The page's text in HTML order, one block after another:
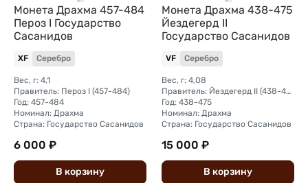
Монета Драхма 457-484
Пероз I Государство
Сасанидов
XF Серебро
Вес, г: 4,1
Правитель: Пероз I (457-484)
Год: 457-484
Номинал: Драхма
Страна: Государство Сасанидов
6 000 ₽
В корзину
Монета Драхма 438-475
Йездегерд II
Государство Сасанидов
VF Серебро
Вес, г: 4,08
Правитель: Йездегерд II (438-475)
Год: 438-475
Номинал: Драхма
Страна: Государство Сасанидов
15 000 ₽
В корзину